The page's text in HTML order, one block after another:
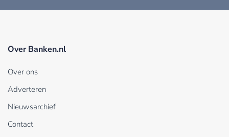
Over Banken.nl
Over ons
Adverteren
Nieuwsarchief
Contact